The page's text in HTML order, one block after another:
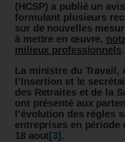
(HCSP) a publié un
formulant plusieurs
sur de nouvelles
à mettre en œuvre,
milieux professionnels.
La ministre du Travail,
l’Insertion et le
des Retraites et de la
ont présenté aux
l’évolution des règles
entreprises en période
18 aout [3] .